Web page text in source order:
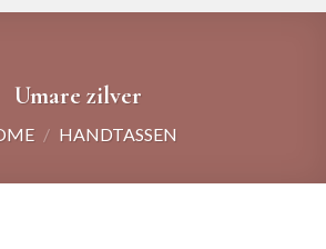
Umare zilver
/ HANDTASSEN